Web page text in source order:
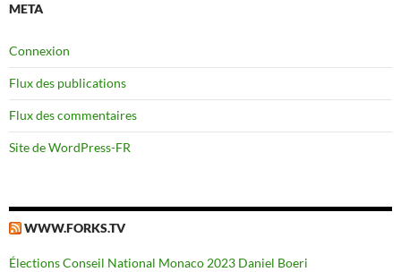
META
Connexion
Flux des publications
Flux des commentaires
Site de WordPress-FR
WWW.FORKS.TV
Élections Conseil National Monaco 2023 Daniel Boeri